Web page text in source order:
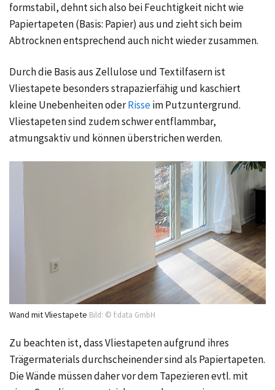
formstabil, dehnt sich also bei Feuchtigkeit nicht wie
Papiertapeten (Basis: Papier) aus und zieht sich beim
Abtrocknen entsprechend auch nicht wieder zusammen.
Durch die Basis aus Zellulose und Textilfasern ist
Vliestapete besonders strapazierfähig und kaschiert
kleine Unebenheiten oderRisseim Putzuntergrund.
Vliestapeten sind zudem schwer entflammbar,
atmungsaktiv und können überstrichen werden.
Wand mit Vliestapete Bild: © f:data GmbH
Zu beachten ist, dass Vliestapeten aufgrund ihres
Trägermaterials durchscheinender sind als Papiertapeten.
Die Wände müssen daher vor dem Tapezieren evtl. mit